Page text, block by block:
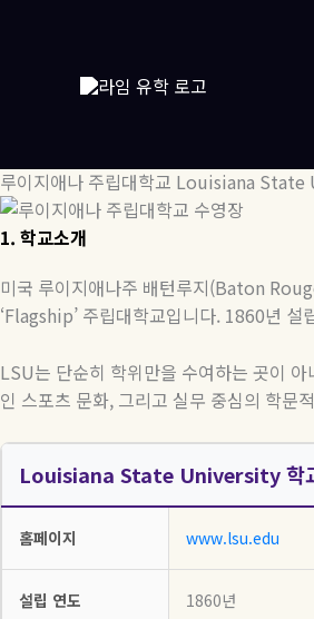
뛰
기
루이지애나 주립대학교 Louisiana
1. 학교소개
미국 루이지애나주 배턴루지(Baton
‘Flagship’ 주립대학교입니다. 1860년 설
LSU는 단순히 학위만을 수여하는 곳이 아
인 스포츠 문화, 그리고 실무 중심의 학문
Louisiana State University 학
홈페이지 www.lsu.edu
설립 연도 1860년